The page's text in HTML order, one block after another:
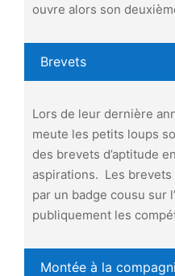
ouvre alors son
Brevets
Lors de leur dernière
meute les petits loups
des brevets d’aptitude
aspirations. Les
par un badge cousu sur
publiquement les
Montée à la